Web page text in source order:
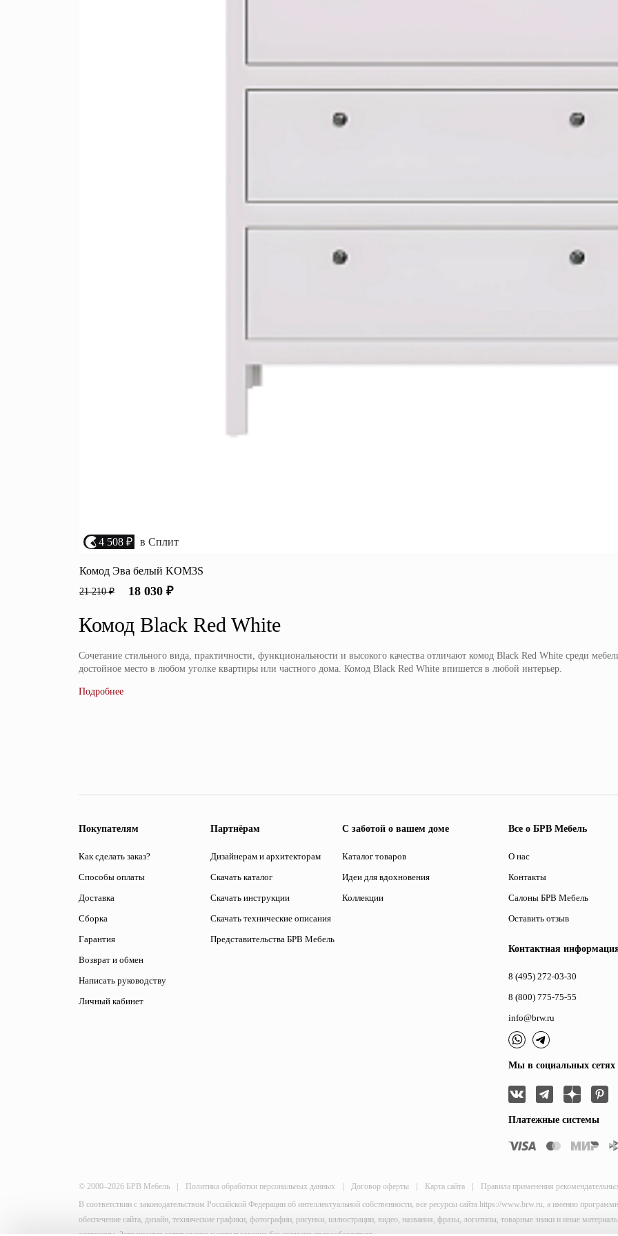
4 508 ₽ в Сплит
Комод Эва белый KOM3S
21 210 ₽ 18 030 ₽
Комод Black Red White
Сочетание стильного вида, практичности, функциональности и высокого качества отличают комод Black Red White среди
достойное место в любом уголке квартиры или частного дома. Комод Black Red White впишется в любой интерьер.
Покупателям
Как сделать заказ?
Способы оплаты
Доставка
Сборка
Гарантия
Возврат и обмен
Написать руководству
Личный кабинет
Партнёрам
Дизайнерам и архитекторам
Скачать каталог
Скачать инструкции
Скачать технические описания
Представительства БРВ Мебель
С заботой о вашем доме
Каталог товаров
Идеи для вдохновения
Коллекции
Все о БРВ Мебель
О нас
Контакты
Салоны БРВ Мебель
Оставить отзыв
Контактная
8 (495) 272-03-30
8 (800) 775-75-55
info@brw.ru
Мы в социальных сетях
Платежные системы
© 2000–2026 БРВ Мебель | Политика обработки персональных данных | Договор оферты | Карта сайта |
Правила применения
В соответствии с законодательством Российской Федерации об интеллектуальной собственности, все ресурсы сайта https://www.brw.ru, а именно
обеспечение сайта, дизайн, технические графики, фотографии, рисунки, иллюстрации, видео, названия, фразы, логотипы, товарные знаки и иные